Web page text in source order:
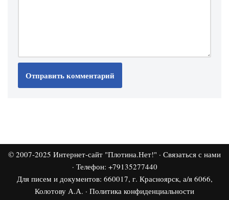
© 2007-2025 Интернет-сайт "Плотина.Нет!" · Связаться с нами
· Телефон: +79135277440
Для писем и документов: 660017, г. Красноярск, а/я 6066,
Колотову А.А. · Политика конфиденциальности